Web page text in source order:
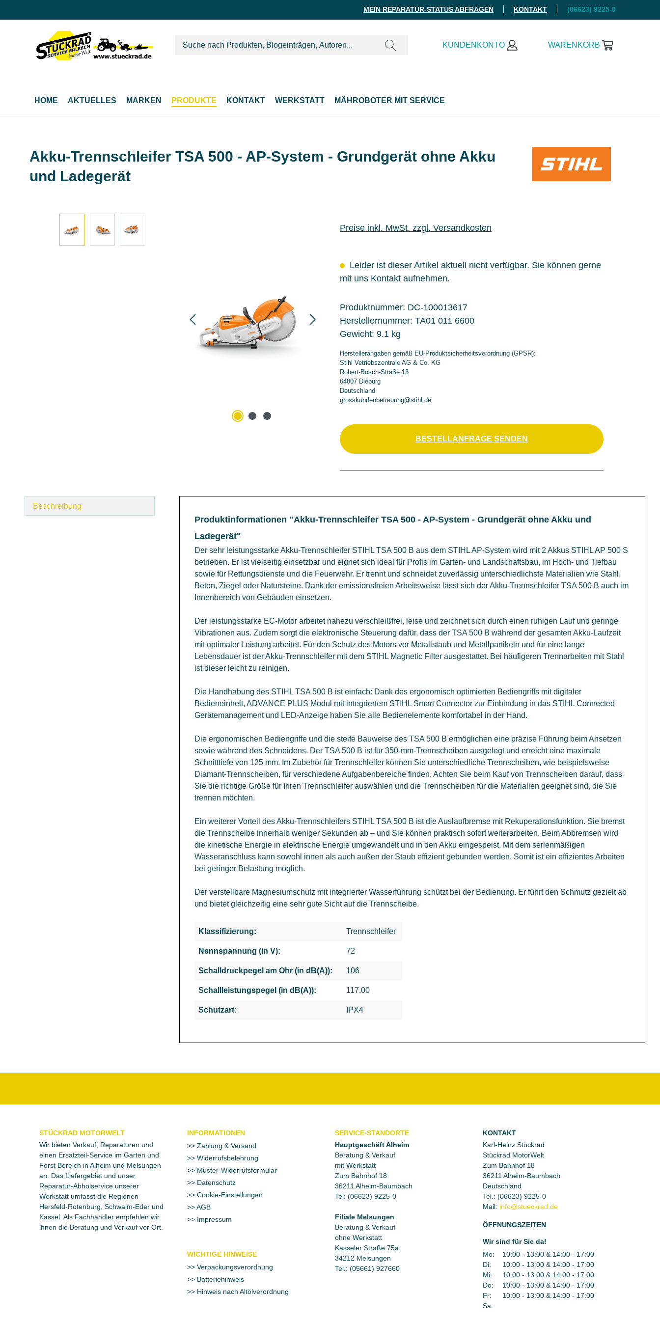
MEIN REPARATUR-STATUS ABFRAGEN KONTAKT (06623) 9225-0
KUNDENKONTO WARENKORB
HOME AKTUELLES MARKEN PRODUKTE KONTAKT WERKSTATT MÄHROBOTER MIT SERVICE
Akku-Trennschleifer TSA 500 - AP-System - Grundgerät ohne Akku
und Ladegerät
Preise inkl. MwSt. zzgl. Versandkosten
Leider ist dieser Artikel aktuell nicht verfügbar. Sie können gerne
mit uns Kontakt aufnehmen.
Produktnummer: DC-100013617
Herstellernummer: TA01 011 6600
Gewicht: 9.1 kg
Herstellerangaben gemäß EU-Produktsicherheitsverordnung (GPSR):
Stihl Vetriebszentrale AG & Co. KG
Robert-Bosch-Straße 13
64807 Dieburg
Deutschland
grosskundenbetreuung@stihl.de
BESTELLANFRAGE SENDEN
Beschreibung
Produktinformationen "Akku-Trennschleifer TSA 500 - AP-System - Grundgerät ohne Akku und
Ladegerät"
Der sehr leistungsstarke Akku-Trennschleifer STIHL TSA 500 B aus dem STIHL AP-System wird mit 2 Akkus STIHL AP 500 S
betrieben. Er ist vielseitig einsetzbar und eignet sich ideal für Profis im Garten- und Landschaftsbau, im Hoch- und Tiefbau
sowie für Rettungsdienste und die Feuerwehr. Er trennt und schneidet zuverlässig unterschiedlichste Materialien wie Stahl,
Beton, Ziegel oder Natursteine. Dank der emissionsfreien Arbeitsweise lässt sich der Akku-Trennschleifer TSA 500 B auch im
Innenbereich von Gebäuden einsetzen.
Der leistungsstarke EC-Motor arbeitet nahezu verschleißfrei, leise und zeichnet sich durch einen ruhigen Lauf und geringe
Vibrationen aus. Zudem sorgt die elektronische Steuerung dafür, dass der TSA 500 B während der gesamten Akku-Laufzeit
mit optimaler Leistung arbeitet. Für den Schutz des Motors vor Metallstaub und Metallpartikeln und für eine lange
Lebensdauer ist der Akku-Trennschleifer mit dem STIHL Magnetic Filter ausgestattet. Bei häufigeren Trennarbeiten mit Stahl
ist dieser leicht zu reinigen.
Die Handhabung des STIHL TSA 500 B ist einfach: Dank des ergonomisch optimierten Bediengriffs mit digitaler
Bedieneinheit, ADVANCE PLUS Modul mit integriertem STIHL Smart Connector zur Einbindung in das STIHL Connected
Gerätemanagement und LED-Anzeige haben Sie alle Bedienelemente komfortabel in der Hand.
Die ergonomischen Bediengriffe und die steife Bauweise des TSA 500 B ermöglichen eine präzise Führung beim Ansetzen
sowie während des Schneidens. Der TSA 500 B ist für 350-mm-Trennscheiben ausgelegt und erreicht eine maximale
Schnitttiefe von 125 mm. Im Zubehör für Trennschleifer können Sie unterschiedliche Trennscheiben, wie beispielsweise
Diamant-Trennscheiben, für verschiedene Aufgabenbereiche finden. Achten Sie beim Kauf von Trennscheiben darauf, dass
Sie die richtige Größe für Ihren Trennschleifer auswählen und die Trennscheiben für die Materialien geeignet sind, die Sie
trennen möchten.
Ein weiterer Vorteil des Akku-Trennschleifers STIHL TSA 500 B ist die Auslaufbremse mit Rekuperationsfunktion. Sie bremst
die Trennscheibe innerhalb weniger Sekunden ab – und Sie können praktisch sofort weiterarbeiten. Beim Abbremsen wird
die kinetische Energie in elektrische Energie umgewandelt und in den Akku eingespeist. Mit dem serienmäßigen
Wasseranschluss kann sowohl innen als auch außen der Staub effizient gebunden werden. Somit ist ein effizientes Arbeiten
bei geringer Belastung möglich.
Der verstellbare Magnesiumschutz mit integrierter Wasserführung schützt bei der Bedienung. Er führt den Schmutz gezielt ab
und bietet gleichzeitig eine sehr gute Sicht auf die Trennscheibe.
Klassifizierung: Trennschleifer
Nennspannung (in V): 72
Schalldruckpegel am Ohr (in dB(A)): 106
Schallleistungspegel (in dB(A)): 117.00
Schutzart: IPX4
STÜCKRAD MOTORWELT
Wir bieten Verkauf, Reparaturen und
einen Ersatzteil-Service im Garten und
Forst Bereich in Alheim und Melsungen
an. Das Liefergebiet und unser
Reparatur-Abholservice unserer
Werkstatt umfasst die Regionen
Hersfeld-Rotenburg, Schwalm-Eder und
Kassel. Als Fachhändler empfehlen wir
ihnen die Beratung und Verkauf vor Ort.
INFORMATIONEN
Zahlung & Versand
Widerrufsbelehrung
Muster-Widerrufsformular
Datenschutz
Cookie-Einstellungen
AGB
Impressum
WICHTIGE HINWEISE
Verpackungsverordnung
Batteriehinweis
Hinweis nach Altölverordnung
SERVICE-STANDORTE
Hauptgeschäft Alheim
Beratung & Verkauf
mit Werkstatt
Zum Bahnhof 18
36211 Alheim-Baumbach
Tel: (06623) 9225-0
Filiale Melsungen
Beratung & Verkauf
ohne Werkstatt
Kasseler Straße 75a
34212 Melsungen
Tel.: (05661) 927660
KONTAKT
Karl-Heinz Stückrad
Stückrad MotorWelt
Zum Bahnhof 18
36211 Alheim-Baumbach
Deutschland
Tel.: (06623) 9225-0
Mail:
ÖFFNUNGSZEITEN
Wir sind für Sie da!
Mo:
10:00 - 13:00 & 14:00 - 17:00
Di:
10:00 - 13:00 & 14:00 - 17:00
Mi:
10:00 - 13:00 & 14:00 - 17:00
Do:
10:00 - 13:00 & 14:00 - 17:00
Fr:
10:00 - 13:00 & 14:00 - 17:00
Sa: